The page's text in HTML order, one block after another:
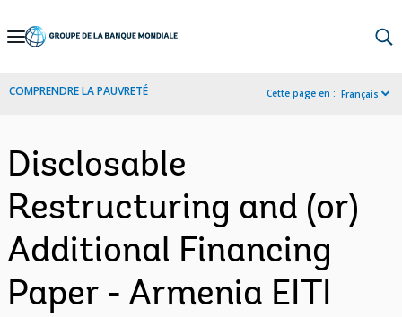
Skip
Navigation
COMPRENDRE LA PAUVRETÉ Cette page en : Français
Disclosable
Restructuring and (or)
Additional Financing
Paper - Armenia EITI